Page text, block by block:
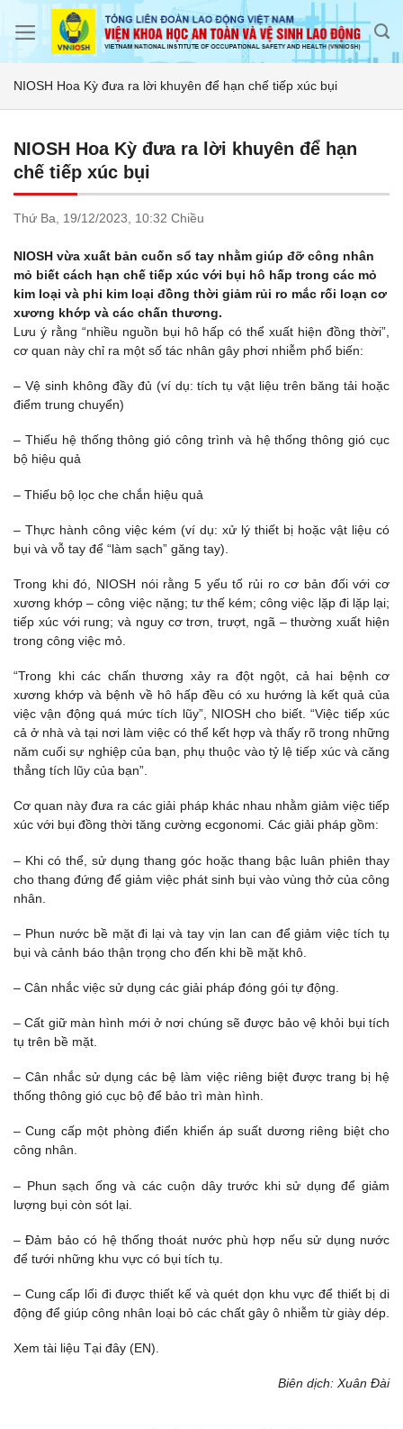
NIOSH Hoa Kỳ đưa ra lời khuyên để hạn chế tiếp xúc bụi
NIOSH Hoa Kỳ đưa ra lời khuyên để hạn
chế tiếp xúc bụi
Thứ Ba, 19/12/2023, 10:32 Chiều
NIOSH vừa xuất bản cuốn sổ tay nhằm giúp đỡ công nhân
mỏ biết cách hạn chế tiếp xúc với bụi hô hấp trong các mỏ
kim loại và phi kim loại đồng thời giảm rủi ro mắc rối loạn cơ
xương khớp và các chấn thương.
Lưu ý rằng “nhiều nguồn bụi hô hấp có thể xuất hiện đồng thời”,
cơ quan này chỉ ra một số tác nhân gây phơi nhiễm phổ biến:
– Vệ sinh không đầy đủ (ví dụ: tích tụ vật liệu trên băng tải hoặc
điểm trung chuyển)
– Thiếu hệ thống thông gió công trình và hệ thống thông gió cục
bộ hiệu quả
– Thiếu bộ lọc che chắn hiệu quả
– Thực hành công việc kém (ví dụ: xử lý thiết bị hoặc vật liệu có
bụi và vỗ tay để “làm sạch” găng tay).
Trong khi đó, NIOSH nói rằng 5 yếu tố rủi ro cơ bản đối với cơ
xương khớp – công việc nặng; tư thế kém; công việc lặp đi lặp lại;
tiếp xúc với rung; và nguy cơ trơn, trượt, ngã – thường xuất hiện
trong công việc mỏ.
“Trong khi các chấn thương xảy ra đột ngột, cả hai bệnh cơ
xương khớp và bệnh về hô hấp đều có xu hướng là kết quả của
việc vận động quá mức tích lũy”, NIOSH cho biết. “Việc tiếp xúc
cả ở nhà và tại nơi làm việc có thể kết hợp và thấy rõ trong những
năm cuối sự nghiệp của bạn, phụ thuộc vào tỷ lệ tiếp xúc và căng
thẳng tích lũy của bạn”.
Cơ quan này đưa ra các giải pháp khác nhau nhằm giảm việc tiếp
xúc với bụi đồng thời tăng cường ecgonomi. Các giải pháp gồm:
– Khi có thể, sử dụng thang góc hoặc thang bậc luân phiên thay
cho thang đứng để giảm việc phát sinh bụi vào vùng thở của công
nhân.
– Phun nước bề mặt đi lại và tay vịn lan can để giảm việc tích tụ
bụi và cảnh báo thận trọng cho đến khi bề mặt khô.
– Cân nhắc việc sử dụng các giải pháp đóng gói tự động.
– Cất giữ màn hình mới ở nơi chúng sẽ được bảo vệ khỏi bụi tích
tụ trên bề mặt.
– Cân nhắc sử dụng các bệ làm việc riêng biệt được trang bị hệ
thống thông gió cục bộ để bảo trì màn hình.
– Cung cấp một phòng điển khiển áp suất dương riêng biệt cho
công nhân.
– Phun sạch ống và các cuộn dây trước khi sử dụng để giảm
lượng bụi còn sót lại.
– Đảm bảo có hệ thống thoát nước phù hợp nếu sử dụng nước
để tưới những khu vực có bụi tích tụ.
– Cung cấp lối đi được thiết kế và quét dọn khu vực để thiết bị di
động để giúp công nhân loại bỏ các chất gây ô nhiễm từ giày dép.
Xem tài liệu Tại đây (EN).
Biên dịch: Xuân Đài